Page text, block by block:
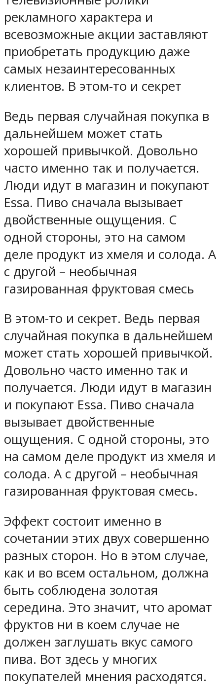
рекламного характера и
всевозможные акции заставляют
приобретать продукцию даже
самых незаинтересованных
клиентов. В этом-то и секрет
Ведь первая случайная покупка в
дальнейшем может стать
хорошей привычкой. Довольно
часто именно так и получается.
Люди идут в магазин и покупают
Essa. Пиво сначала вызывает
двойственные ощущения. С
одной стороны, это на самом
деле продукт из хмеля и солода. А
с другой – необычная
газированная фруктовая смесь
В этом-то и секрет. Ведь первая
случайная покупка в дальнейшем
может стать хорошей привычкой.
Довольно часто именно так и
получается. Люди идут в магазин
и покупают Essa. Пиво сначала
вызывает двойственные
ощущения. С одной стороны, это
на самом деле продукт из хмеля и
солода. А с другой – необычная
газированная фруктовая смесь.
Эффект состоит именно в
сочетании этих двух совершенно
разных сторон. Но в этом случае,
как и во всем остальном, должна
быть соблюдена золотая
середина. Это значит, что аромат
фруктов ни в коем случае не
должен заглушать вкус самого
пива. Вот здесь у многих
покупателей мнения расходятся.